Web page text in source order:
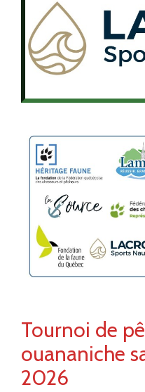
Tournoi de
ouananiche
2026